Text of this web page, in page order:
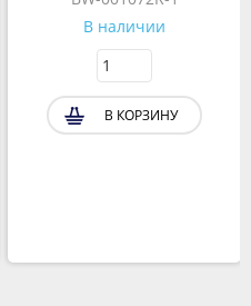
В наличии
В КОРЗИНУ